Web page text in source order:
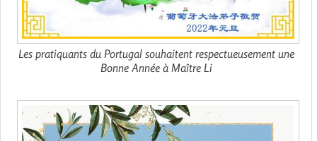
Les pratiquants du Portugal souhaitent respectueusement une
Bonne Année à Maître Li